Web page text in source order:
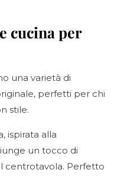
cucina per
una varietà di
perfetti per chi
stile.
ispirata alla
un tocco di
centrotavola. Perfetto